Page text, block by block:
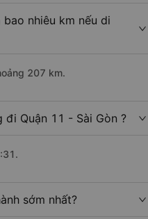
nhiêu km nếu di
207 km.
Quận 11 - Sài Gòn ?
sớm nhất?